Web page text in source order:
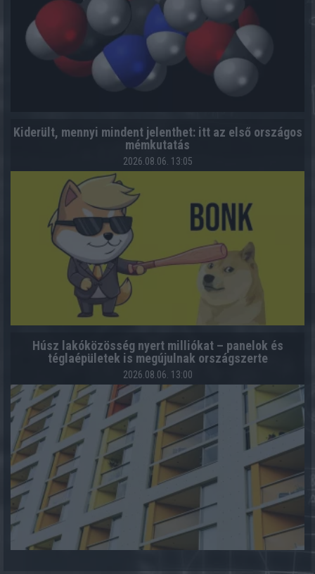
Kiderült, mennyi mindent jelenthet: itt az első országos
mémkutatás
2026.08.06. 13:05
Húsz lakóközösség nyert milliókat – panelok és
téglaépületek is megújulnak országszerte
2026.08.06. 13:00